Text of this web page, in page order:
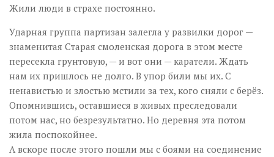
Жили люди в страхе постоянно.
Ударная группа партизан залегла у развилки дорог —
знаменитая Старая смоленская дорога в этом месте
пересекла грунтовую, — и вот они — каратели. Ждать
нам их пришлось не долго. В упор били мы их. С
ненавистью и злостью мстили за тех, кого сняли с берёз.
Опомнившись, оставшиеся в живых преследовали
потом нас, но безрезультатно. Но деревня эта потом
жила поспокойнее.
А вскоре после этого пошли мы с боями на соединение